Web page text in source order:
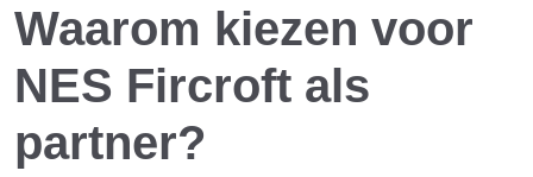
Waarom kiezen voor
NES Fircroft als
partner?